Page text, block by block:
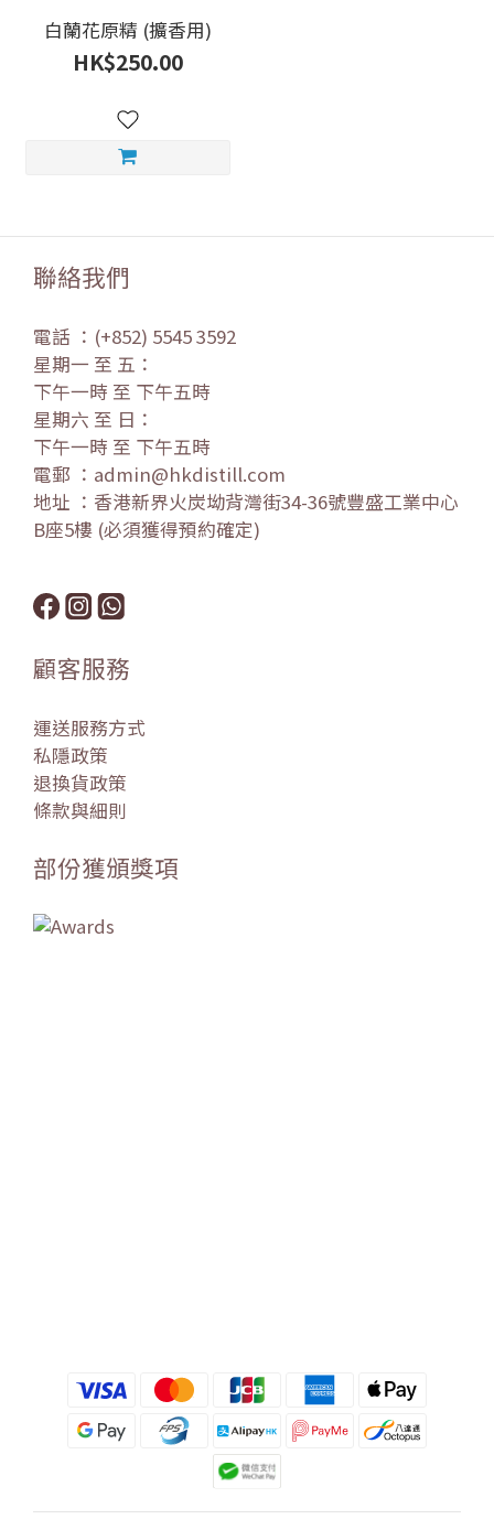
白蘭花原精 (擴香用)
HK$250.00
聯絡我們
電話 ：(+852) 5545 3592
星期一 至 五：
下午一時 至 下午五時
星期六 至 日：
下午一時 至 下午五時
電郵 ：admin@hkdistill.com
地址 ：香港新界火炭坳背灣街34-36號豐盛工業中心
B座5樓 (必須獲得預約確定)
顧客服務
運送服務方式
私隱政策
退換貨政策
條款與細則
部份獲頒獎項